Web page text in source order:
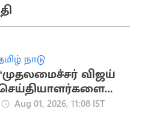
நாடு
விஜய்
சந்திக்க வேண்டும்”..
Aug 01, 2026, 11:08 IST